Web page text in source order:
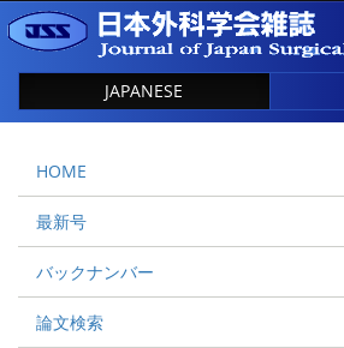
JAPANESE
HOME
最新号
バックナンバー
論文検索